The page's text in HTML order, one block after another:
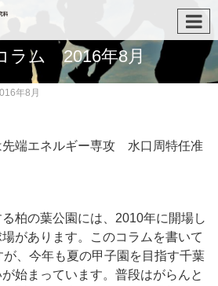
ラム 2016年8月
年8月
端エネルギー専攻 水口周特任准
柏の葉公園には、2010年に開場し
があります。このコラムを書いて
、今年も夏の甲子園を目指す千葉
始まっています。普段はがらんと